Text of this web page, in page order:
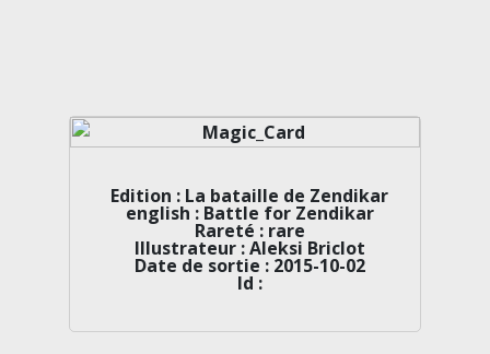
Edition : La bataille de Zendikar
english : Battle for Zendikar
Rareté : rare
Illustrateur : Aleksi Briclot
Date de sortie : 2015-10-02
Id :